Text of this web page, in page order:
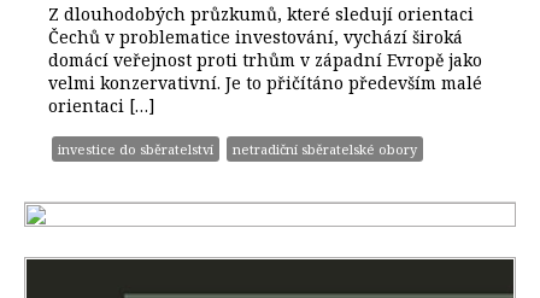
Z dlouhodobých průzkumů, které sledují orientaci
Čechů v problematice investování, vychází široká
domácí veřejnost proti trhům v západní Evropě jako
velmi konzervativní. Je to přičítáno především malé
orientaci […]
investice do sběratelství netradiční sběratelské obory